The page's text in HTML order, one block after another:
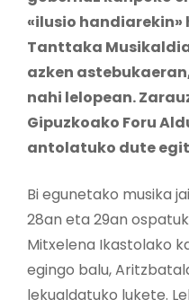
«ilusio handiarekin»
Tanttaka
azken
nahi lelopean.
Gipuzkoako Foru
antolatuko dute
Bi egunetako musika
28an eta 29an
Mitxelena Ikastolako
egingo balu,
lekualdatuko lukete.